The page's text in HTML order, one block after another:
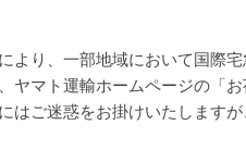
より、一部地域において国際
ヤマト運輸ホームページの「
はご迷惑をお掛けいたします